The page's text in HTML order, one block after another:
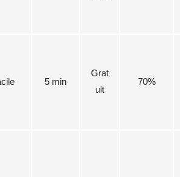
5 min
Grat
uit
70%